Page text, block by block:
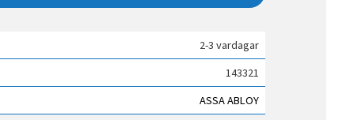
2-3 vardagar
143321
ASSA ABLOY